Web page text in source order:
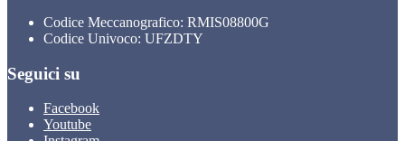
Codice Meccanografico: RMIS08800G
Codice Univoco: UFZDTY
Seguici su
Facebook
Youtube